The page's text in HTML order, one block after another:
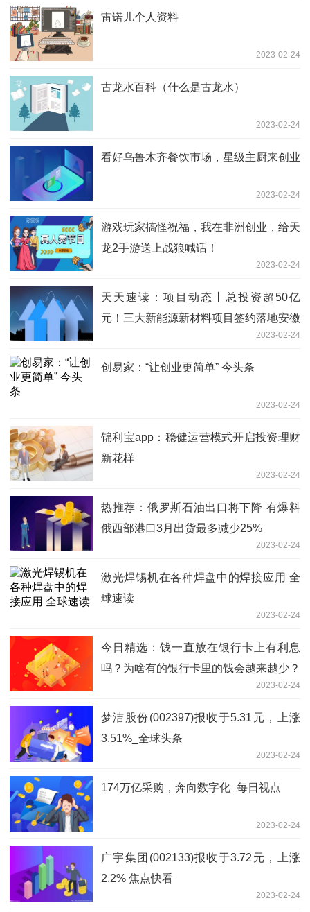
雷诺儿个人资料
2023-02-24
古龙水百科（什么是古龙水）
2023-02-24
看好乌鲁木齐餐饮市场，星级主厨来创业
2023-02-24
游戏玩家搞怪祝福，我在非洲创业，给天
龙2手游送上战狼喊话！
2023-02-24
天天速读：项目动态丨总投资超50亿
元！三大新能源新材料项目签约落地安徽
2023-02-24
创易家：“让创业更简单” 今头条
2023-02-24
锦利宝app：稳健运营模式开启投资理财
新花样
2023-02-24
热推荐：俄罗斯石油出口将下降 有爆料
俄西部港口3月出货最多减少25%
2023-02-24
激光焊锡机在各种焊盘中的焊接应用 全
球速读
2023-02-24
今日精选：钱一直放在银行卡上有利息
吗？为啥有的银行卡里的钱会越来越少？
2023-02-24
梦洁股份(002397)报收于5.31元，上涨
3.51%_全球头条
2023-02-24
174万亿采购，奔向数字化_每日视点
2023-02-24
广宇集团(002133)报收于3.72元，上涨
2.2% 焦点快看
2023-02-24